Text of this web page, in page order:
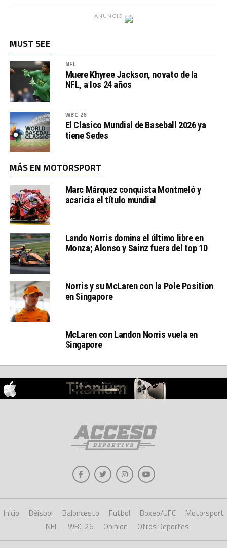
ANUNCIO
MUST SEE
NFL
Muere Khyree Jackson, novato de la
NFL, a los 24 años
WBC 26
El Clasico Mundial de Baseball 2026 ya
tiene Sedes
MÁS EN MOTORSPORT
Marc Márquez conquista Montmeló y
acaricia el título mundial
Lando Norris domina el último libre en
Monza; Alonso y Sainz fuera del top 10
Norris y su McLaren con la Pole Position
en Singapore
McLaren con Landon Norris vuela en
Singapore
Inicio Béisbol Baloncesto Futbol Boxeo/UFC
Motorsport
NFL
WBC 26 Opinion Otros Deportes